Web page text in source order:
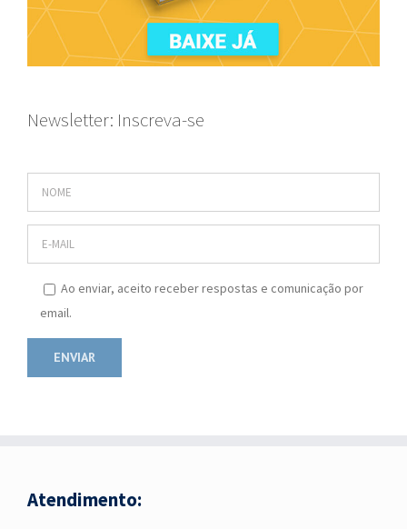
Newsletter: Inscreva-se
Ao enviar, aceito receber respostas e comunicação por
email.
Atendimento: